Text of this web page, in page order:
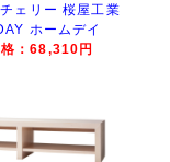
ェリー 桜屋工業
ホームデイ
：68,310円